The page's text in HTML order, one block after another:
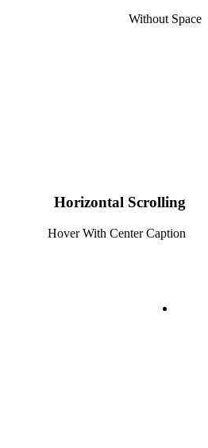
Without Space
Horizontal Scrolling
Hover With Center Caption